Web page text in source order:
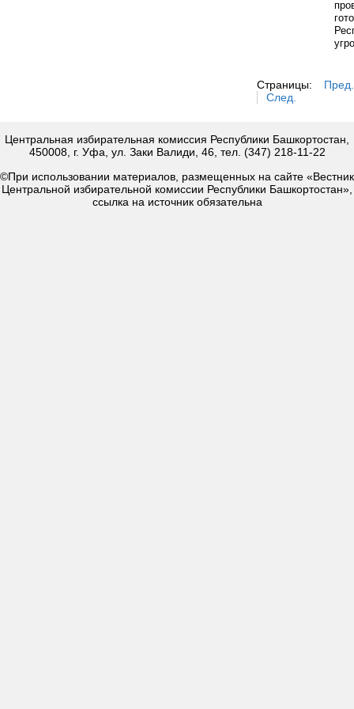
Страницы:
Пред.
След.
Центральная избирательная комиссия Республики Башкортостан,
450008, г. Уфа, ул. Заки Валиди, 46, тел. (347) 218-11-22
©При использовании материалов, размещенных на сайте «Вестник
Центральной избирательной комиссии Республики Башкортостан»,
ссылка на источник обязательна